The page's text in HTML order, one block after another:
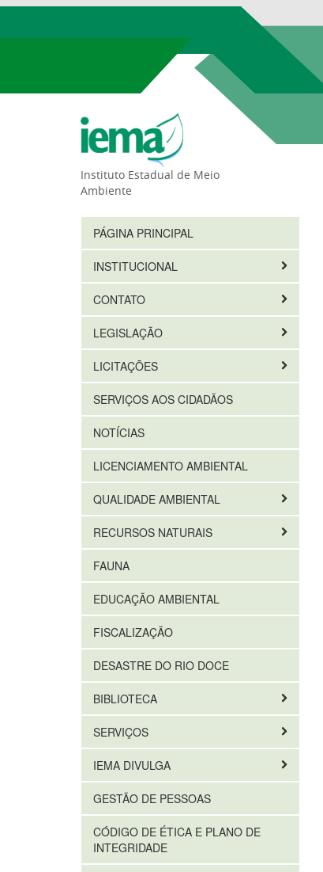
Instituto Estadual de Meio
Ambiente
PÁGINA PRINCIPAL
INSTITUCIONAL
CONTATO
LEGISLAÇÃO
LICITAÇÕES
SERVIÇOS AOS CIDADÃOS
NOTÍCIAS
LICENCIAMENTO AMBIENTAL
QUALIDADE AMBIENTAL
RECURSOS NATURAIS
FAUNA
EDUCAÇÃO AMBIENTAL
FISCALIZAÇÃO
DESASTRE DO RIO DOCE
BIBLIOTECA
SERVIÇOS
IEMA DIVULGA
GESTÃO DE PESSOAS
CÓDIGO DE ÉTICA E PLANO DE
INTEGRIDADE